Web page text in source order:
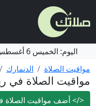
اليوم: الخميس 6 أغسطس (آب) 2026م
مواقيت الصلاة
الدنمارك
مواقيت الصلاة في
</>أضف مواقيت الصلاة